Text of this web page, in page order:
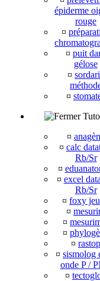
épiderme
rouge
¤
¤ puit
gélose
¤
¤
¤
¤ calc
Rb/Sr
¤
¤ excel
Rb/Sr
¤ foxy
¤
¤
¤
¤ rastop
¤ sismolog
onde P /
¤